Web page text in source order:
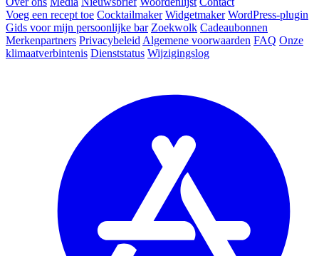
Voeg een recept toe Cocktailmaker Widgetmaker WordPress-plugin
Gids voor mijn persoonlijke bar Zoekwolk Cadeaubonnen
Merkenpartners Privacybeleid Algemene voorwaarden FAQ Onze
klimaatverbintenis Dienststatus Wijzigingslog